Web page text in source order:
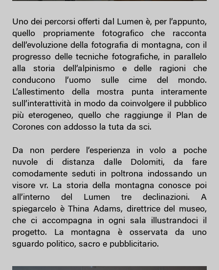
Uno dei percorsi offerti dal Lumen è, per l’appunto,
quello propriamente fotografico che racconta
dell’evoluzione della fotografia di montagna, con il
progresso delle tecniche fotografiche, in parallelo
alla storia dell’alpinismo e delle ragioni che
conducono l’uomo sulle cime del mondo.
L’allestimento della mostra punta interamente
sull’interattività in modo da coinvolgere il pubblico
più eterogeneo, quello che raggiunge il Plan de
Corones con addosso la tuta da sci.
Da non perdere l’esperienza in volo a poche
nuvole di distanza dalle Dolomiti, da fare
comodamente seduti in poltrona indossando un
visore vr. La storia della montagna conosce poi
all’interno del Lumen tre declinazioni. A
spiegarcelo è Thina Adams, direttrice del museo,
che ci accompagna in ogni sala illustrandoci il
progetto. La montagna è osservata da uno
sguardo politico, sacro e pubblicitario.